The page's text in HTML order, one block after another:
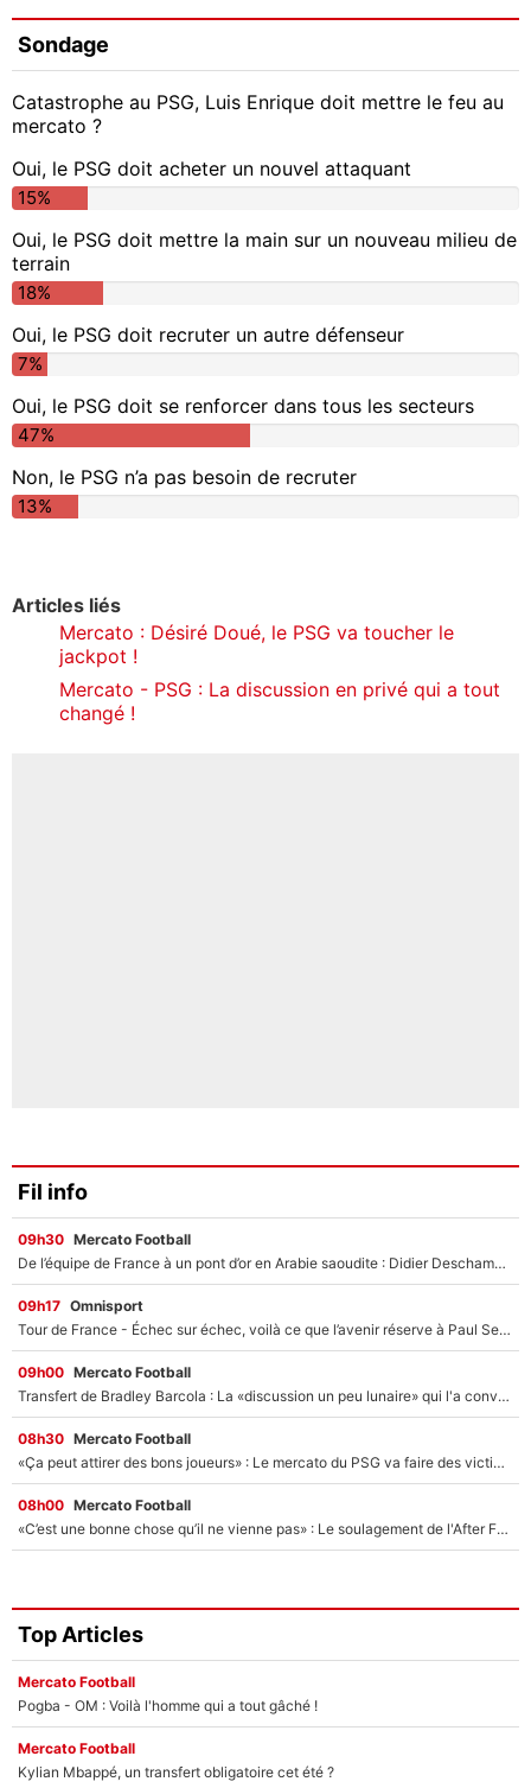
Sondage
Catastrophe au PSG, Luis Enrique doit mettre le feu au
mercato ?
Oui, le PSG doit acheter un nouvel attaquant
15%
Oui, le PSG doit mettre la main sur un nouveau milieu de
terrain
18%
Oui, le PSG doit recruter un autre défenseur
7%
Oui, le PSG doit se renforcer dans tous les secteurs
47%
Non, le PSG n’a pas besoin de recruter
13%
Articles liés
Mercato : Désiré Doué, le PSG va toucher le
jackpot !
Mercato - PSG : La discussion en privé qui a tout
changé !
Fil info
09h30 Mercato Football
De l’équipe de France à un pont d’or en Arabie saoudite : Didier Deschamps a donné sa réponse !
09h17 Omnisport
Tour de France - Échec sur échec, voilà ce que l’avenir réserve à Paul Seixas : «Tant qu’il y aura un Pogacar comme celui-là...»
09h00 Mercato Football
Transfert de Bradley Barcola : La «discussion un peu lunaire» qui l'a convaincu de quitter le PSG, son entourage est pointé du doigt
08h30 Mercato Football
«Ça peut attirer des bons joueurs» : Le mercato du PSG va faire des victimes dans l'effectif de Luis Enrique ?
08h00 Mercato Football
«C’est une bonne chose qu’il ne vienne pas» : Le soulagement de l'After Foot après le transfert avorté de Yan Diomandé au PSG
Top Articles
Mercato Football
Pogba - OM : Voilà l'homme qui a tout gâché !
Mercato Football
Kylian Mbappé, un transfert obligatoire cet été ?